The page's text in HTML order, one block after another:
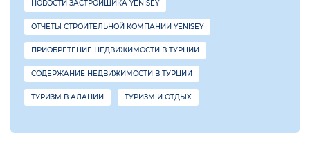
НОВОСТИ ЗАСТРОЙЩИКА YENISEY
ОТЧЕТЫ СТРОИТЕЛЬНОЙ КОМПАНИИ YENISEY
ПРИОБРЕТЕНИЕ НЕДВИЖИМОСТИ В ТУРЦИИ
СОДЕРЖАНИЕ НЕДВИЖИМОСТИ В ТУРЦИИ
ТУРИЗМ В АЛАНИИ ТУРИЗМ И ОТДЫХ